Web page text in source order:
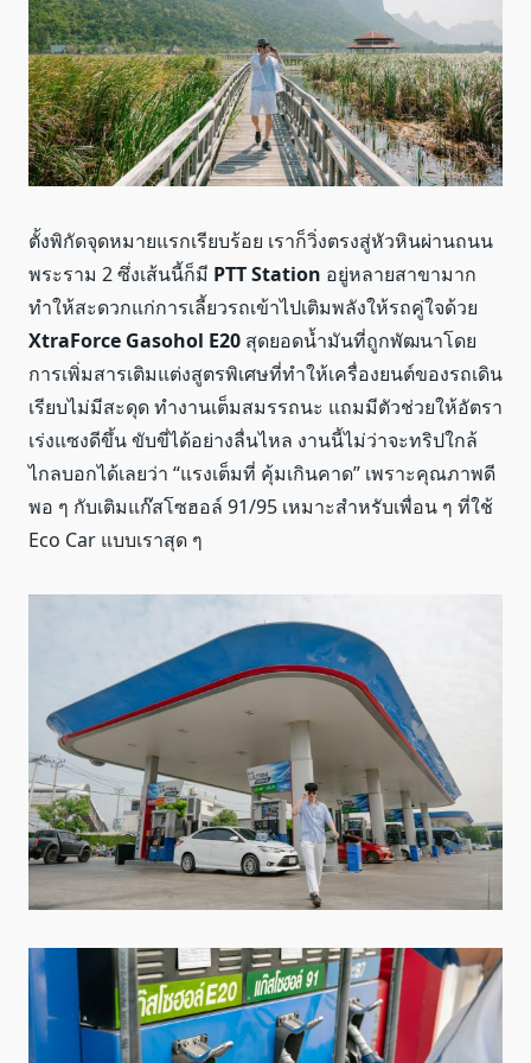
ตั้งพิกัดจุดหมายแรกเรียบร้อย เราก็วิ่งตรงสู่หัวหินผ่านถนน
พระราม 2 ซึ่งเส้นนี้ก็มี PTT Station อยู่หลายสาขามาก
ทำให้สะดวกแก่การเลี้ยวรถเข้าไปเติมพลังให้รถคู่ใจด้วย
XtraForce Gasohol E20 สุดยอดน้ำมันที่ถูกพัฒนาโดย
การเพิ่มสารเติมแต่งสูตรพิเศษที่ทำให้เครื่องยนต์ของรถเดิน
เรียบไม่มีสะดุด ทำงานเต็มสมรรถนะ แถมมีตัวช่วยให้อัตรา
เร่งแซงดีขึ้น ขับขี่ได้อย่างลื่นไหล งานนี้ไม่ว่าจะทริปใกล้
ไกลบอกได้เลยว่า “แรงเต็มที่ คุ้มเกินคาด” เพราะคุณภาพดี
พอ ๆ กับเติมแก๊สโซฮอล์ 91/95 เหมาะสำหรับเพื่อน ๆ ที่ใช้
Eco Car แบบเราสุด ๆ